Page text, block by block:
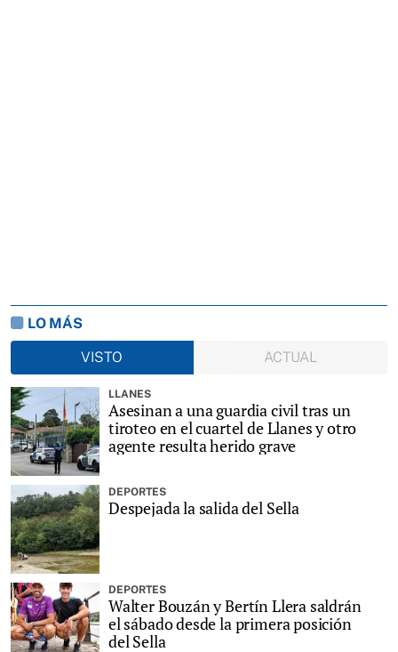
LO MÁS
VISTO
ACTUAL
LLANES
Asesinan a una guardia civil tras un
tiroteo en el cuartel de Llanes y otro
agente resulta herido grave
DEPORTES
Despejada la salida del Sella
DEPORTES
Walter Bouzán y Bertín Llera saldrán
el sábado desde la primera posición
del Sella